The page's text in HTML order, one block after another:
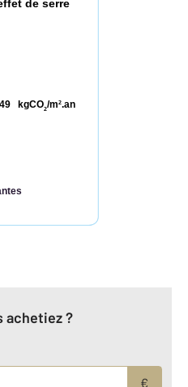
de serre
kgCO2/m2.an
49
achetiez ?
€